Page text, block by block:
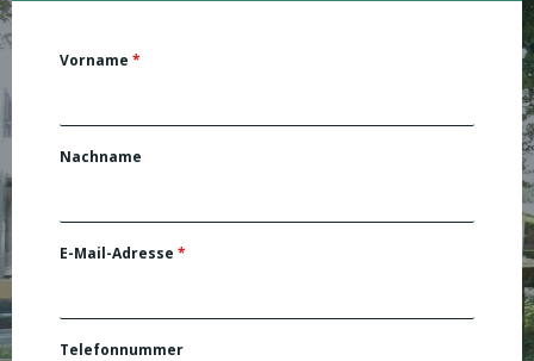
Vorname *
Nachname
E-Mail-Adresse *
Telefonnummer